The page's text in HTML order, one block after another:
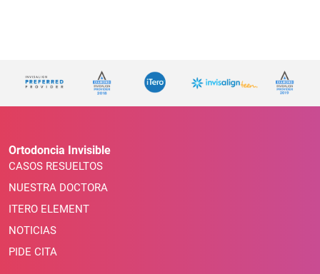
Ortodoncia Invisible
CASOS RESUELTOS
NUESTRA DOCTORA
ITERO ELEMENT
NOTICIAS
PIDE CITA